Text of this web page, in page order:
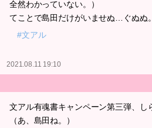
全然わかっていない。）
てことで島田だけがいませぬ…ぐぬぬ。
#文アル
2021.08.11 19:10
文アル有魂書キャンペーン第三弾、し
（あ、島田ね。）